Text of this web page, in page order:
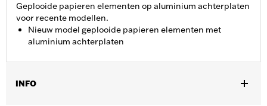
Geplooide papieren elementen op aluminium achterplaten
voor recente modellen.
Nieuw model geplooide papieren elementen met
aluminium achterplaten
INFO